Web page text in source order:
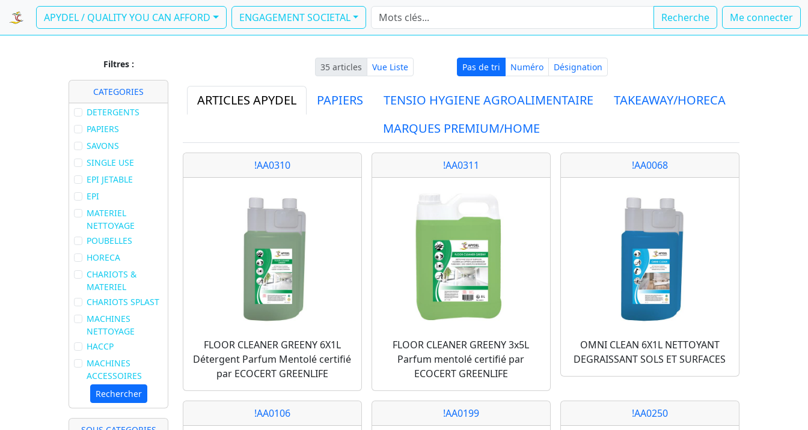
APYDEL / QUALITY YOU CAN AFFORD ENGAGEMENT SOCIETAL Recherche Me connecter
Filtres :
CATEGORIES
DETERGENTS
PAPIERS
SAVONS
SINGLE USE
EPI JETABLE
EPI
MATERIEL
NETTOYAGE
POUBELLES
HORECA
CHARIOTS &
MATERIEL
CHARIOTS SPLAST
MACHINES
NETTOYAGE
HACCP
MACHINES
ACCESSOIRES
Rechercher
35 articles Vue Liste Pas de triPas de tri
NuméroNuméro
DésignationDésignation
ARTICLES APYDEL PAPIERS TENSIO HYGIENE AGROALIMENTAIRE
TAKEAWAY/HORECA
MARQUES PREMIUM/HOME
!AA0310
FLOOR CLEANER GREENY 6X1L
Détergent Parfum Mentolé certifié
par ECOCERT GREENLIFE
!AA0311
FLOOR CLEANER GREENY 3x5L
Parfum mentolé certifié par
ECOCERT GREENLIFE
!AA0068
OMNI CLEAN 6X1L NETTOYANT
DEGRAISSANT SOLS ET SURFACES
!AA0106 !AA0199 !AA0250